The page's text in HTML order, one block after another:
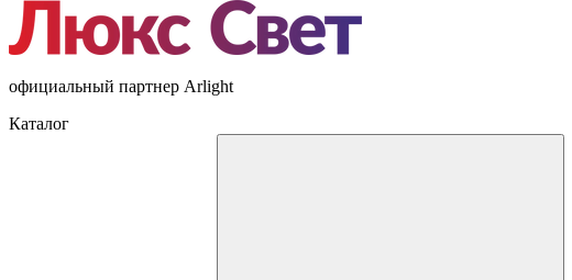
официальный партнер Arlight
Каталог